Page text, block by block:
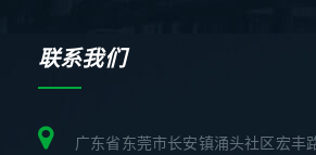
联系我们
广东省东莞市长安镇涌头社区宏丰